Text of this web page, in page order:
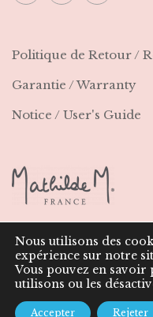
Politique de Retour /
Garantie / Warranty
Notice / User's Guide
© 2021 Marie & Louis |
Nous utilisons des
expérience sur notre
Vous pouvez en savoir
utilisons ou les
Accepter Rejeter